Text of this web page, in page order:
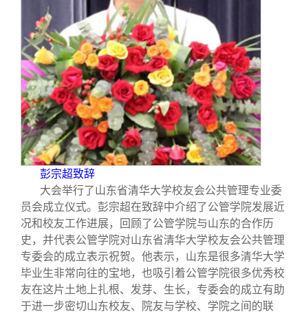
彭宗超致辞
大会举行了山东省清华大学校友会公共管理专业委
员会成立仪式。彭宗超在致辞中介绍了公管学院发展近
况和校友工作进展，回顾了公管学院与山东的合作历
史，并代表公管学院对山东省清华大学校友会公共管理
专委会的成立表示祝贺。他表示，山东是很多清华大学
毕业生非常向往的宝地，也吸引着公管学院很多优秀校
友在这片土地上扎根、发芽、生长，专委会的成立有助
于进一步密切山东校友、院友与学校、学院之间的联